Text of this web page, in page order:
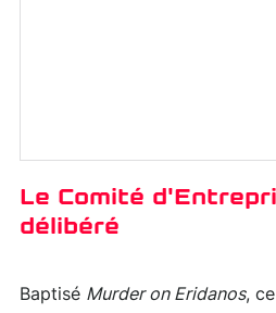
Le Comité
délibéré
Baptisé Murder on Eridanos,